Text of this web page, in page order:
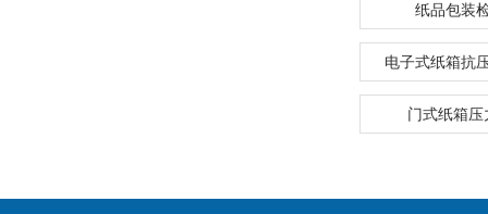
纸品包装
电子式纸箱抗
门式纸箱